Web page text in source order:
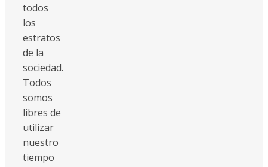
todos
los
estratos
de la
sociedad.
Todos
somos
libres de
utilizar
nuestro
tiempo